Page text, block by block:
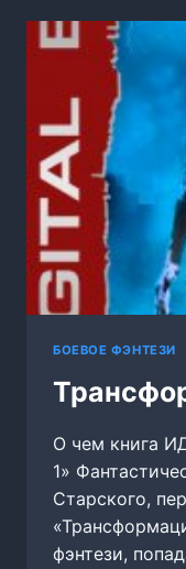
БОЕВОЕ ФЭНТЕЗИ
О чем книга
1»
Старского,
фэнтези,